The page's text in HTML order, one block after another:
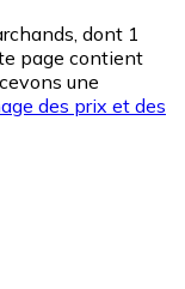
dont 1
page contient
une
des prix et des